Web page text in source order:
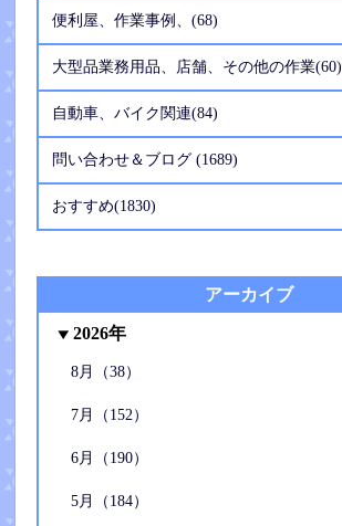
便利屋、作業事例、(68)
大型品業務用品、店舗、その他の作業(60)
自動車、バイク関連(84)
問い合わせ＆ブログ (1689)
おすすめ(1830)
アーカイブ
2026年
8月（38）
7月（152）
6月（190）
5月（184）